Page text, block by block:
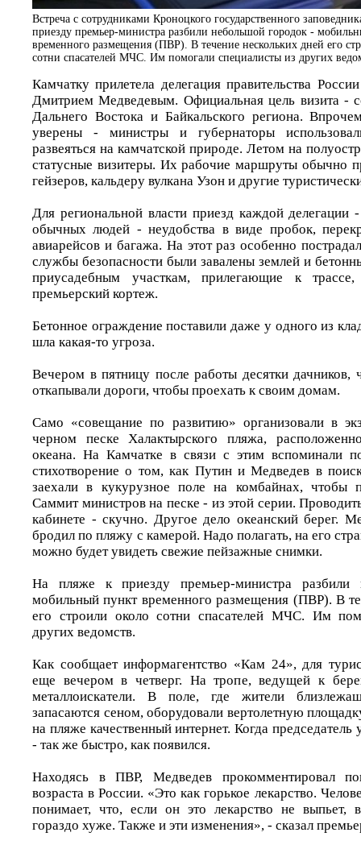
Встреча с сотрудниками Кроноцкого государственного
приезду премьер-министра разбили небольшой городок -
временного размещения (ПВР). В течение нескольких дней его
сотни спасателей МЧС. Им помогали специалисты из других
Камчатку прилетела делегация правительства
Дмитрием Медведевым. Официальная цель визита -
Дальнего Востока и Байкальского региона.
уверены - министры и губернаторы
развеяться на камчатской природе. Летом на
статусные визитеры. Их рабочие маршруты обычно
гейзеров, кальдеру вулкана Узон и другие
Для региональной власти приезд каждой делегации
обычных людей - неудобства в виде пробок,
авиарейсов и багажа. На этот раз особенно
службы безопасности были завалены землей и
приусадебным участкам, прилегающие к
премьерский кортеж.
Бетонное ограждение поставили даже у одного из
шла какая-то угроза.
Вечером в пятницу после работы десятки дачников,
откапывали дороги, чтобы проехать к своим домам.
Само «совещание по развитию» организовали в
черном песке Халактырского пляжа,
океана. На Камчатке в связи с этим вспоминали
стихотворение о том, как Путин и Медведев в
заехали в кукурузное поле на комбайнах, чтобы
Саммит министров на песке - из этой серии.
кабинете - скучно. Другое дело океанский берег.
бродил по пляжу с камерой. Надо полагать, на его
можно будет увидеть свежие пейзажные снимки.
На пляже к приезду премьер-министра разбили
мобильный пункт временного размещения (ПВР). В
его строили около сотни спасателей МЧС. Им
других ведомств.
Как сообщает информагентство «Кам 24», для
еще вечером в четверг. На тропе, ведущей к
металлоискатели. В поле, где жители
запасаются сеном, оборудовали вертолетную
на пляже качественный интернет. Когда председатель
- так же быстро, как появился.
Находясь в ПВР, Медведев прокомментировал
возраста в России. «Это как горькое лекарство.
понимает, что, если он это лекарство не выпьет,
гораздо хуже. Также и эти изменения», - сказал